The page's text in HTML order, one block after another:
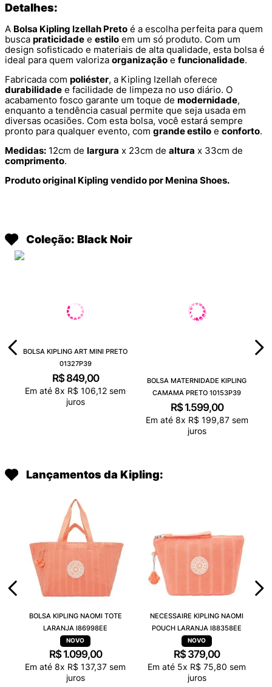
Detalhes:
A Bolsa Kipling Izellah Preto é a escolha perfeita para quem
busca praticidade e estilo em um só produto. Com um
design sofisticado e materiais de alta qualidade, esta bolsa é
ideal para quem valoriza organização e funcionalidade.
Fabricada com poliéster, a Kipling Izellah oferece
durabilidade e facilidade de limpeza no uso diário. O
acabamento fosco garante um toque de modernidade,
enquanto a tendência casual permite que seja usada em
diversas ocasiões. Com esta bolsa, você estará sempre
pronto para qualquer evento, com grande estilo e conforto.
Medidas: 12cm de largura x 23cm de altura x 33cm de
comprimento.
Produto original Kipling vendido por Menina Shoes.
Coleção: Black Noir
BOLSA KIPLING ART MINI PRETO
01327P39
R$ 849,00
Em até 8x R$ 106,12 sem
juros
BOLSA MATERNIDADE KIPLING
CAMAMA PRETO 10153P39
R$ 1.599,00
Em até 8x R$ 199,87sem
juros
Lançamentos da Kipling:
BOLSA KIPLING NAOMI TOTE
LARANJA I86998EE
R$ 1.099,00
Em até 8x R$ 137,37 sem
juros
NECESSAIRE KIPLING NAOMI
POUCH LARANJA I88358EE
R$ 379,00
Em até 5x R$ 75,80 sem
juros